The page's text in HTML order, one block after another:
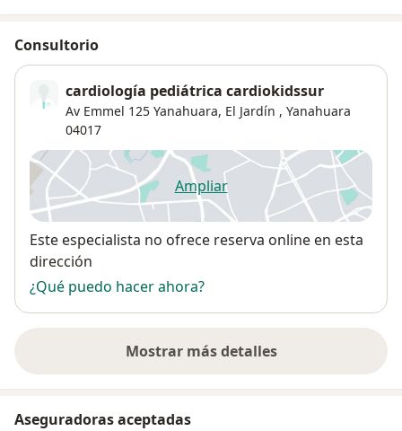
Consultorio
cardiología pediátrica cardiokidssur
Av Emmel 125 Yanahuara, El Jardín , Yanahuara
04017
Ampliarse abre en una nueva
Disponibilidad
Este especialista no ofrece reserva online en esta
dirección
¿Qué puedo hacer ahora?
Mostrar más detalles
sobre la dirección
Aseguradoras aceptadas